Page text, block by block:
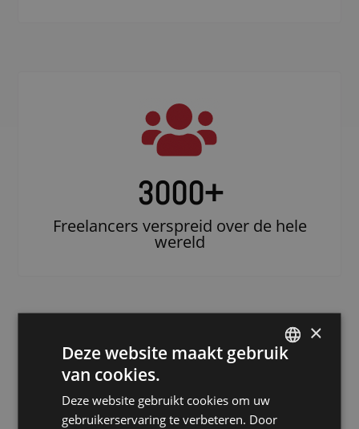
3000+
Freelancers verspreid over de hele
wereld
×
Deze website maakt gebruik
van cookies.
Deze website gebruikt cookies om uw
gebruikerservaring te verbeteren. Door